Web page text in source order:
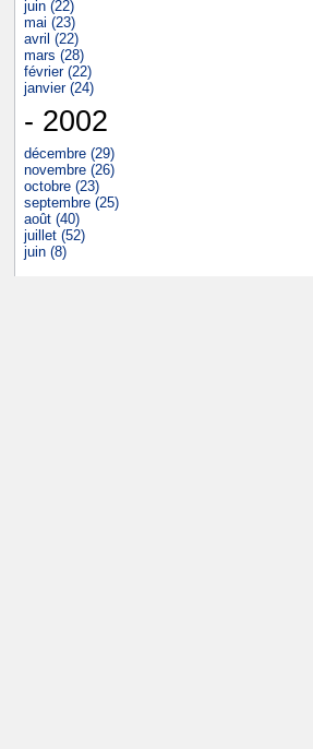
juin (22)
mai (23)
avril (22)
mars (28)
février (22)
janvier (24)
- 2002
décembre (29)
novembre (26)
octobre (23)
septembre (25)
août (40)
juillet (52)
juin (8)